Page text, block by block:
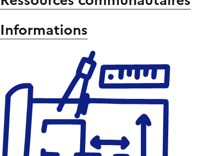
Informations